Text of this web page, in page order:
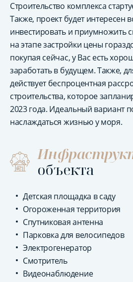
Строительство комплекса
Также, проект будет интересен
инвестировать и приумножить
на этапе застройки цены
покупая сейчас, у Вас есть
заработать в будущем. Также,
действует беспроцентная
строительства, которое
2023 года. Идеальный вариант
наслаждаться жизнью у моря.
объекта
Детская площадка в саду
Огороженная территория
Спутниковая антенна
Парковка для велосипедов
Электрогенератор
Смотритель
Видеонаблюдение